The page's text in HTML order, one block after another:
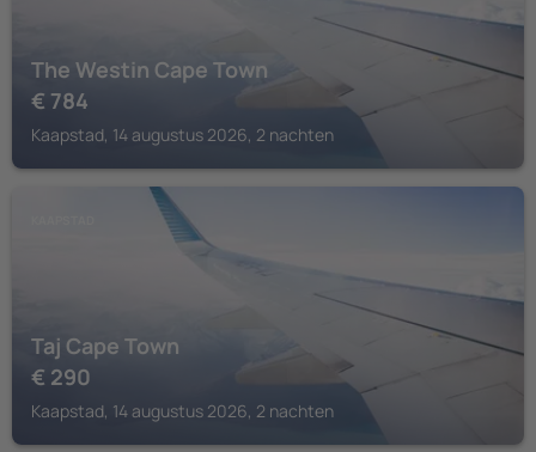
The Westin Cape Town
€ 784
Kaapstad, 14 augustus 2026, 2 nachten
Taj Cape Town
€ 290
Kaapstad, 14 augustus 2026, 2 nachten